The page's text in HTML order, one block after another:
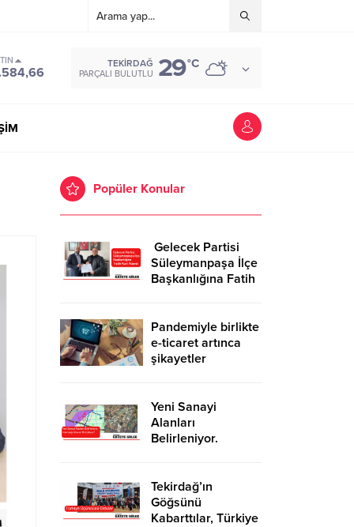
TEKIRDAĞ
PARÇALI BULUTLU 29°C
Popüler Konular
Gelecek Partisi
Süleymanpaşa İlçe
Başkanlığına Fatih
Pandemiyle birlikte
e-ticaret artınca
şikayetler
Yeni Sanayi
Alanları
Belirleniyor.
Tekirdağ’ın
Göğsünü
Kabarttılar, Türkiye